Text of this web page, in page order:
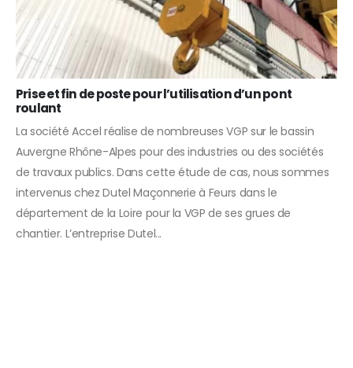
Prise et fin de poste pour l’utilisation d’un pont
roulant
La société Accel réalise de nombreuses VGP sur le bassin
Auvergne Rhône-Alpes pour des industries ou des sociétés
de travaux publics. Dans cette étude de cas, nous sommes
intervenus chez Dutel Maçonnerie à Feurs dans le
département de la Loire pour la VGP de ses grues de
chantier. L’entreprise Dutel...